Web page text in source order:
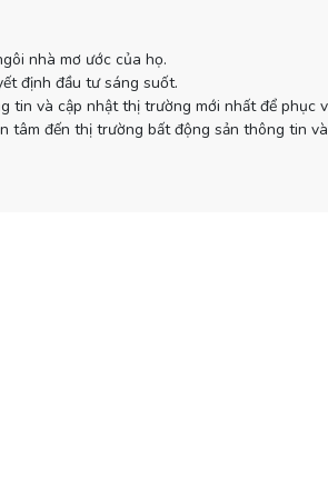
nhà mơ ước của họ.
định đầu tư sáng suốt.
và cập nhật thị trường mới nhất để phục
đến thị trường bất động sản thông tin